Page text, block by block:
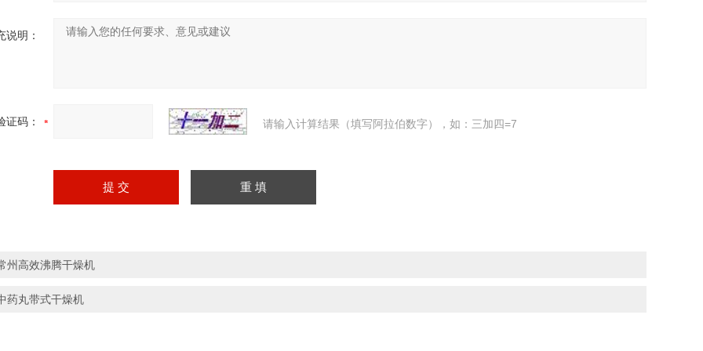
说明：
证码： 请输入计算结果（填写阿拉伯数字），如：三加四=7
州高效沸腾干燥机
药丸带式干燥机